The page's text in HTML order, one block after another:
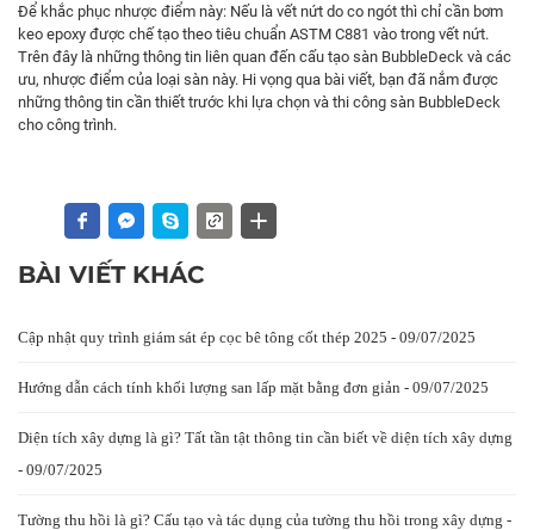
Để khắc phục nhược điểm này: Nếu là vết nứt do co ngót thì chỉ cần bơm
keo epoxy được chế tạo theo tiêu chuẩn ASTM C881 vào trong vết nứt.
Trên đây là những thông tin liên quan đến cấu tạo sàn BubbleDeck và các
ưu, nhược điểm của loại sàn này. Hi vọng qua bài viết, bạn đã nắm được
những thông tin cần thiết trước khi lựa chọn và thi công sàn BubbleDeck
cho công trình.
BÀI VIẾT KHÁC
Cập nhật quy trình giám sát ép cọc bê tông cốt thép 2025 - 09/07/2025
Hướng dẫn cách tính khối lượng san lấp mặt bằng đơn giản - 09/07/2025
Diện tích xây dựng là gì? Tất tần tật thông tin cần biết về diện tích xây dựng
- 09/07/2025
Tường thu hồi là gì? Cấu tạo và tác dụng của tường thu hồi trong xây dựng -